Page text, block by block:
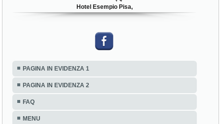
Hotel Esempio Pisa,
PAGINA IN EVIDENZA 1
PAGINA IN EVIDENZA 2
FAQ
MENU